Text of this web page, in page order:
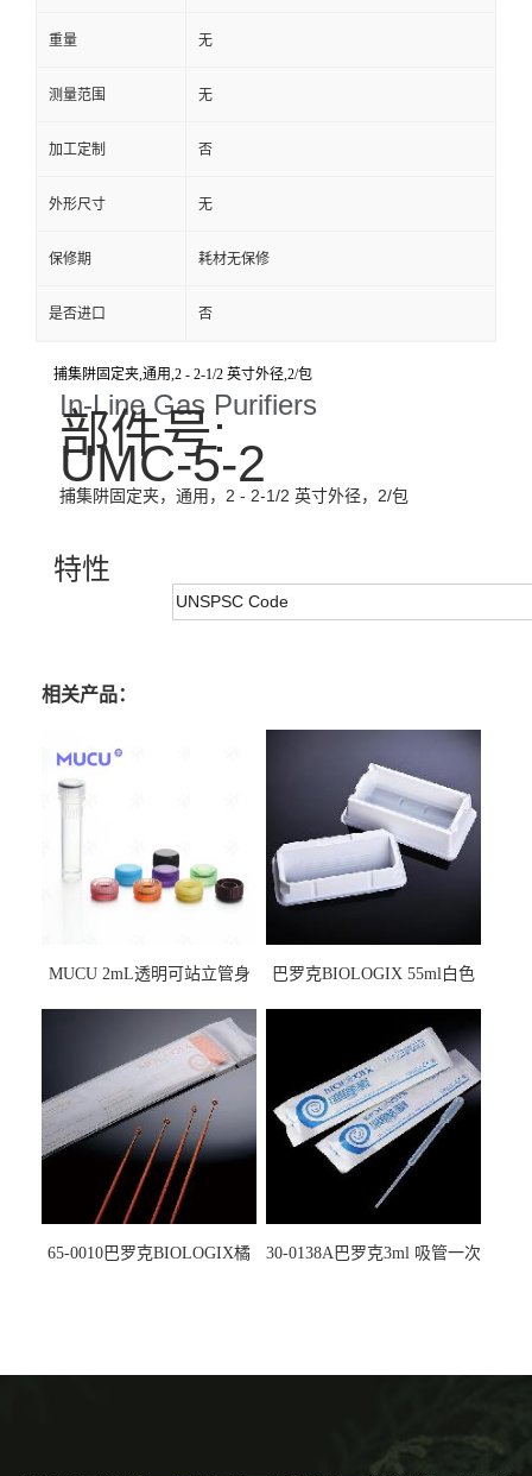
重量 无
测量范围 无
加工定制 否
外形尺寸 无
保修期 耗材无保修
是否进口 否
捕集阱固定夹,通用,2 - 2-1/2 英寸外径,2/包
In-Line Gas Purifiers
部件号:
UMC-5-2
捕集阱固定夹，通用，2 - 2-1/2 英寸外径，2/包
特性
UNSPSC Code
相关产品：
MUCU 2mL透明可站立管身
巴罗克BIOLOGIX 55ml白色
马射线灭菌25-0051
65-0010巴罗克BIOLOGIX橘
30-0138A巴罗克3ml 吸管一次